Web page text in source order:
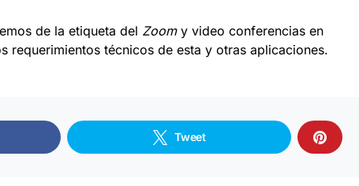
de la etiqueta del Zoomy video conferencias en
requerimientos técnicos de esta y otras aplicaciones.
Tweet